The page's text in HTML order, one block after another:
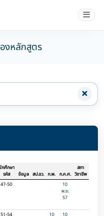
งหลักสูตร
กศึกษา
รหัส
ข้อมูล สป.อว. ก.พ. ก.ค.ศ.
สภา
วิชาชีพ
47-50
10
พ.ย.
57
51-54
10
10